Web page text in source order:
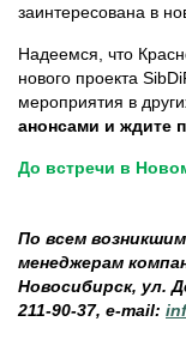
заинтересована в
Надеемся, что
нового проекта
мероприятия в
анонсами и ждите
До встречи в
По всем
менеджерам
Новосибирск, ул.
211-90-37, e-mail: